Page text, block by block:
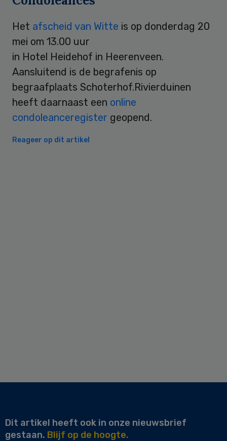
Het afscheid van Witte is op donderdag 20
mei om 13.00 uur
in Hotel Heidehof in Heerenveen.
Aansluitend is de begrafenis op
begraafplaats Schoterhof.Rivierduinen
heeft daarnaast een online
condoleanceregister geopend.
Reageer op dit artikel
Dit artikel heeft ook in onze nieuwsbrief
gestaan. Blijf op de hoogte.